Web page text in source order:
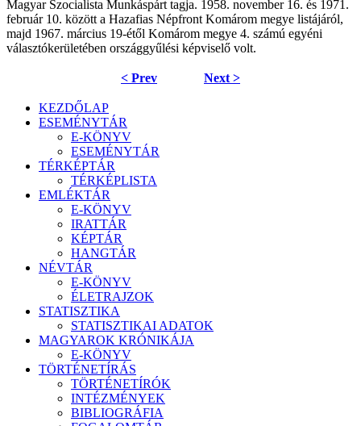
Magyar Szocialista Munkáspárt tagja. 1958. november 16. és 1971.
február 10. között a Hazafias Népfront Komárom megye listájáról,
majd 1967. március 19-étől Komárom megye 4. számú egyéni
választókerületében országgyűlési képviselő volt.
< Prev Next >
KEZDŐLAP
ESEMÉNYTÁR
E-KÖNYV
ESEMÉNYTÁR
TÉRKÉPTÁR
TÉRKÉPLISTA
EMLÉKTÁR
E-KÖNYV
IRATTÁR
KÉPTÁR
HANGTÁR
NÉVTÁR
E-KÖNYV
ÉLETRAJZOK
STATISZTIKA
STATISZTIKAI ADATOK
MAGYAROK KRÓNIKÁJA
E-KÖNYV
TÖRTÉNETÍRÁS
TÖRTÉNETÍRÓK
INTÉZMÉNYEK
BIBLIOGRÁFIA